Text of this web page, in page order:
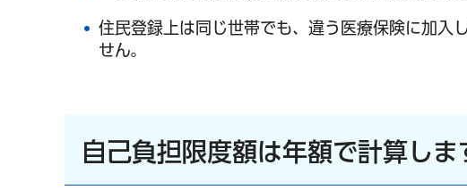
住民登録上は同じ世帯でも、違う医療保険に加入
せん。
自己負担限度額は年額で計算しま